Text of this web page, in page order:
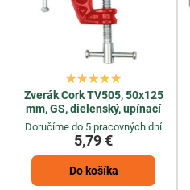
Zverák Cork TV505, 50x125
mm, GS, dielenský, upínací
Doručíme do 5 pracovných dní
5,79 €
Do košíka